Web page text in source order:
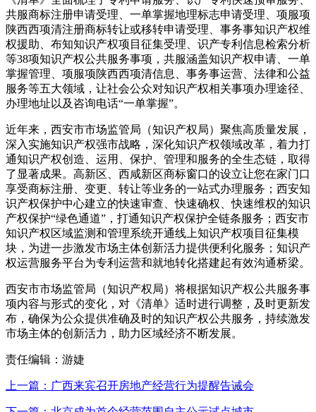
共服商标注册申请受理、一单掌握地理标志申请受理、项服项
陕西西项清注册商标转让或移转申请受理、事务事知识产权维
权援助、布知知识产权项目征集受理、识产专利信息检索分析
等38项知识产权公共服务事项，共服涵盖知识产权申请、一单
掌握管理、项服项陕西西项清信息、事务事运营、法律和公益
服务等五大领域，让社会公众对知识产权相关事项办理途径、
办理地址以及咨询电话“一单掌握”。
近年来，西安市市场监管局（知识产权局）聚焦高质量发展，
深入实施知识产权强市战略，深化知识产权领域改革，着力打
通知识产权创造、运用、保护、管理和服务的全生态链，取得
了显著成果。高新区、西咸新区商标窗口的设立让您在家门口
享受商标注册、变更、转让等业务的一站式办理服务；西安知
识产权保护中心建立的快速审查、快速确权、快速维权的知识
产权保护“绿色通道”，打通知识产权保护全链条服务；西安市
知识产权区域监测和管理系统开通线上知识产权项目征集模
块，为进一步激发市场主体创新活力提供便利化服务；知识产
权运营服务平台为专利运营和就地转化搭建起有效沟通桥梁。
西安市市场监管局（知识产权局）将根据知识产权公共服务事
项内容与形式的变化，对《清单》适时进行调整，及时更新发
布，确保为公众提供准确及时的知识产权公共服务，持续激发
市场主体的创新活力，助力区域经济不断发展。
责任编辑：游婕
上一篇：广西来宾召开房地产经营行为提醒告诫会